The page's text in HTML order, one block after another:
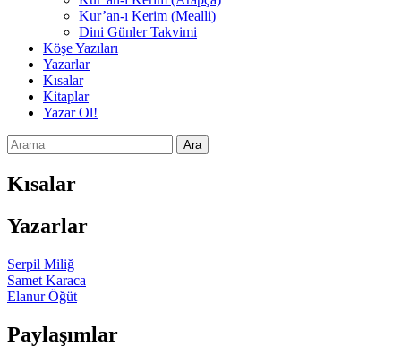
Kur’an-ı Kerim (Mealli)
Dini Günler Takvimi
Köşe Yazıları
Yazarlar
Kısalar
Kitaplar
Yazar Ol!
Kısalar
Yazarlar
Serpil Miliğ
Samet Karaca
Elanur Öğüt
Paylaşımlar